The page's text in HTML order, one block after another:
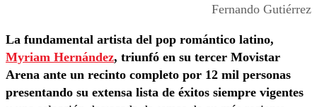
Fernando Gutiérrez
La fundamental artista del pop romántico latino,
Myriam Hernández, triunfó en su tercer Movistar
Arena ante un recinto completo por 12 mil personas
presentando su extensa lista de éxitos siempre vigentes